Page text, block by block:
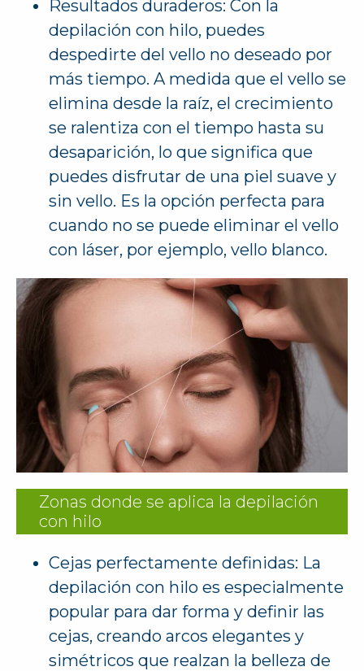
Resultados duraderos: Con la
depilación con hilo, puedes
despedirte del vello no deseado por
más tiempo. A medida que el vello se
elimina desde la raíz, el crecimiento
se ralentiza con el tiempo hasta su
desaparición, lo que significa que
puedes disfrutar de una piel suave y
sin vello. Es la opción perfecta para
cuando no se puede eliminar el vello
con láser, por ejemplo, vello blanco.
Zonas donde se aplica la depilación
con hilo
Cejas perfectamente definidas: La
depilación con hilo es especialmente
popular para dar forma y definir las
cejas, creando arcos elegantes y
simétricos que realzan la belleza de